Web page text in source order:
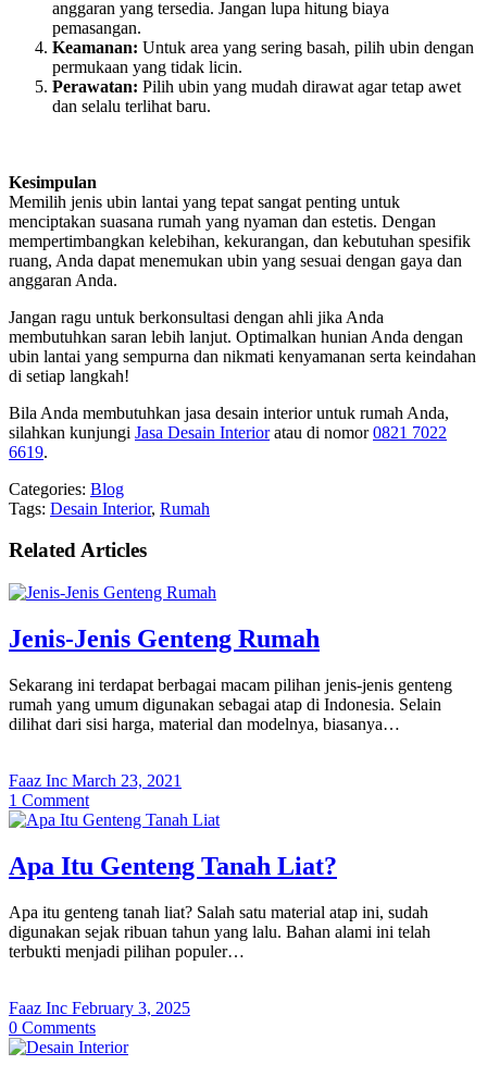
anggaran yang tersedia. Jangan lupa hitung biaya
pemasangan.
Keamanan: Untuk area yang sering basah, pilih ubin dengan
permukaan yang tidak licin.
Perawatan: Pilih ubin yang mudah dirawat agar tetap awet
dan selalu terlihat baru.
Kesimpulan
Memilih jenis ubin lantai yang tepat sangat penting untuk
menciptakan suasana rumah yang nyaman dan estetis. Dengan
mempertimbangkan kelebihan, kekurangan, dan kebutuhan spesifik
ruang, Anda dapat menemukan ubin yang sesuai dengan gaya dan
anggaran Anda.
Jangan ragu untuk berkonsultasi dengan ahli jika Anda
membutuhkan saran lebih lanjut. Optimalkan hunian Anda dengan
ubin lantai yang sempurna dan nikmati kenyamanan serta keindahan
di setiap langkah!
Bila Anda membutuhkan jasa desain interior untuk rumah Anda,
silahkan kunjungi Jasa Desain Interioratau di nomor0821 7022
6619.
Categories: Blog
Tags: Desain Interior, Rumah
Related Articles
Jenis-Jenis Genteng Rumah
Sekarang ini terdapat berbagai macam pilihan jenis-jenis genteng
rumah yang umum digunakan sebagai atap di Indonesia. Selain
dilihat dari sisi harga, material dan modelnya, biasanya…
Faaz Inc March 23, 2021
1 Comment
Apa Itu Genteng Tanah Liat?
Apa itu genteng tanah liat? Salah satu material atap ini, sudah
digunakan sejak ribuan tahun yang lalu. Bahan alami ini telah
terbukti menjadi pilihan populer…
Faaz Inc February 3, 2025
0 Comments